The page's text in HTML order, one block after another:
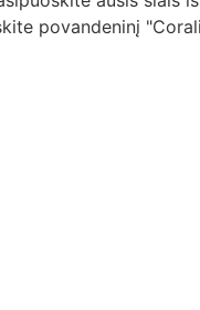
povandeninį